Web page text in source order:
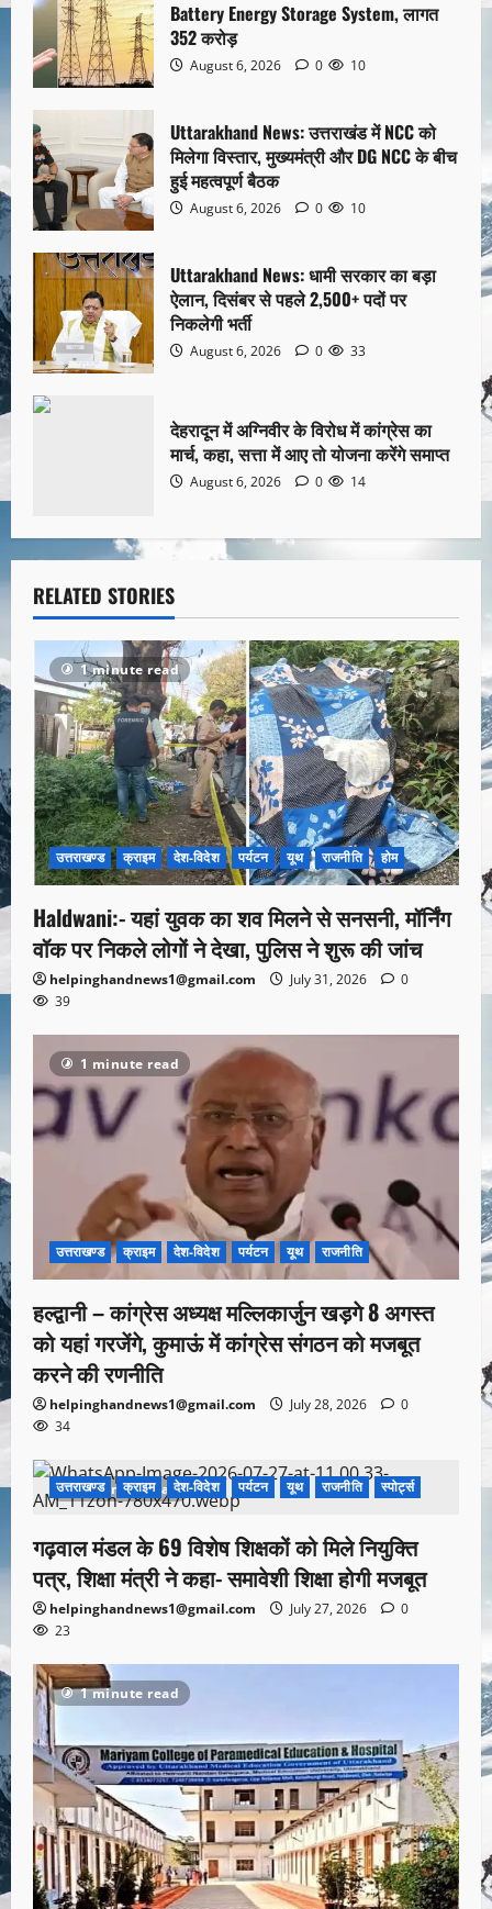
Battery Energy Storage System, लागत
352 करोड़
August 6, 2026 0 10
Uttarakhand News: उत्तराखंड में NCC को
मिलेगा विस्तार, मुख्यमंत्री और DG NCC के बीच
हुई महत्वपूर्ण बैठक
August 6, 2026 0 10
Uttarakhand News: धामी सरकार का बड़ा
ऐलान, दिसंबर से पहले 2,500+ पदों पर
निकलेगी भर्ती
August 6, 2026 0 33
देहरादून में अग्निवीर के विरोध में कांग्रेस का
मार्च, कहा, सत्ता में आए तो योजना करेंगे समाप्त
August 6, 2026 0 14
RELATED STORIES
1 minute read
उत्तराखण्ड क्राइम देश-विदेश पर्यटन यूथ राजनीति होम
Haldwani:- यहां युवक का शव मिलने से सनसनी, मॉर्निंग
वॉक पर निकले लोगों ने देखा, पुलिस ने शुरू की जांच
helpinghandnews1@gmail.com July 31, 2026
0
39
1 minute read
उत्तराखण्ड क्राइम देश-विदेश पर्यटन यूथ राजनीति
हल्द्वानी – कांग्रेस अध्यक्ष मल्लिकार्जुन खड़गे 8 अगस्त
को यहां गरजेंगे, कुमाऊं में कांग्रेस संगठन को मजबूत
करने की रणनीति
helpinghandnews1@gmail.com July 28, 2026
0
34
1 minute read
उत्तराखण्ड क्राइम देश-विदेश पर्यटन यूथ राजनीति स्पोर्ट्स
गढ़वाल मंडल के 69 विशेष शिक्षकों को मिले नियुक्ति
पत्र, शिक्षा मंत्री ने कहा- समावेशी शिक्षा होगी मजबूत
helpinghandnews1@gmail.com July 27, 2026
0
23
1 minute read